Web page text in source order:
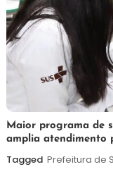
7
de
agosto
Maurilio
Maior programa de
amplia atendimento
Tagged Prefeitura de